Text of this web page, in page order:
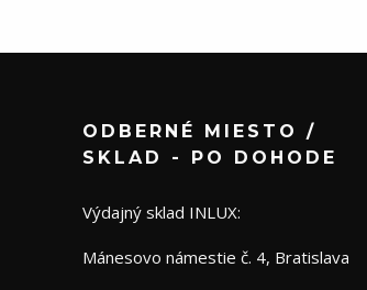
ODBERNÉ MIESTO /
SKLAD - PO DOHODE
Výdajný sklad INLUX:
Mánesovo námestie č. 4, Bratislava